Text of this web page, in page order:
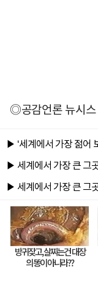
◎공감언론 뉴시스